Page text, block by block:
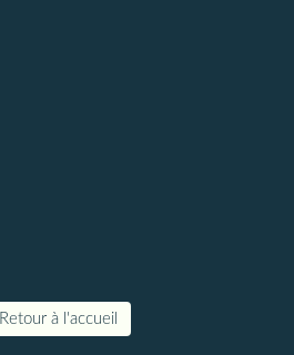
Retour à l'accueil